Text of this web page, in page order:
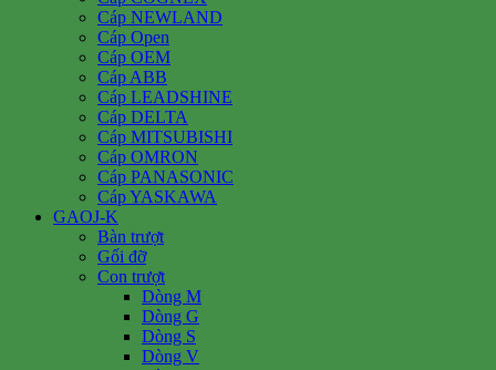
Cáp NEWLAND
Cáp Open
Cáp OEM
Cáp ABB
Cáp LEADSHINE
Cáp DELTA
Cáp MITSUBISHI
Cáp OMRON
Cáp PANASONIC
Cáp YASKAWA
GAOJ-K
Bàn trượt
Gối đỡ
Con trượt
Dòng M
Dòng G
Dòng S
Dòng V